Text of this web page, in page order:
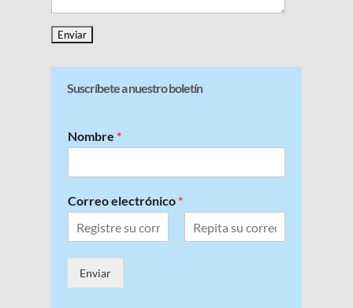
Suscríbete a nuestro boletín
Nombre *
Correo electrónico *
o
r
Enviar